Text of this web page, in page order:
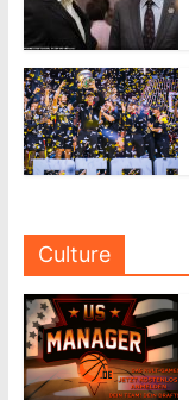
Culture